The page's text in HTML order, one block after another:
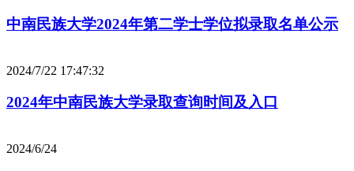
中南民族大学2024年第二学士学位拟录取名单公示
2024/7/22 17:47:32
2024年中南民族大学录取查询时间及入口
2024/6/24